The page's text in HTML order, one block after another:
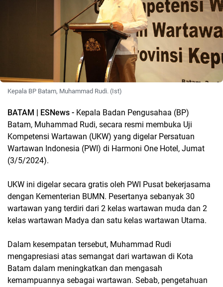
Kepala BP Batam, Muhammad Rudi. (Ist)
BATAM | ESNews - Kepala Badan Pengusahaa (BP)
Batam, Muhammad Rudi, secara resmi membuka Uji
Kompetensi Wartawan (UKW) yang digelar Persatuan
Wartawan Indonesia (PWI) di Harmoni One Hotel, Jumat
(3/5/2024).
UKW ini digelar secara gratis oleh PWI Pusat bekerjasama
dengan Kementerian BUMN. Pesertanya sebanyak 30
wartawan yang terdiri dari 2 kelas wartawan muda dan 2
kelas wartawan Madya dan satu kelas wartawan Utama.
Dalam kesempatan tersebut, Muhammad Rudi
mengapresiasi atas semangat dari wartawan di Kota
Batam dalam meningkatkan dan mengasah
kemampuannya sebagai wartawan. Sebab, pengetahuan